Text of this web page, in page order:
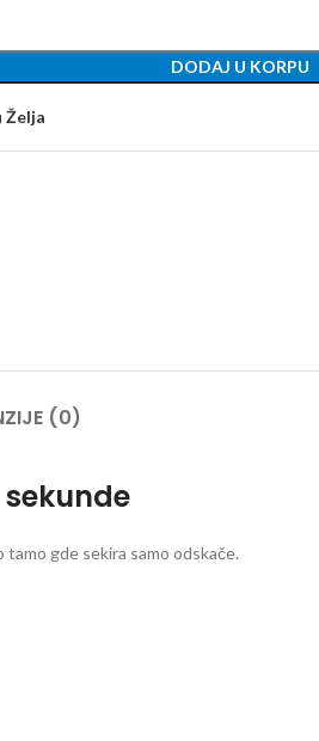
DODAJ U KORPU
Želja
(0)
gde sekira samo odskače.